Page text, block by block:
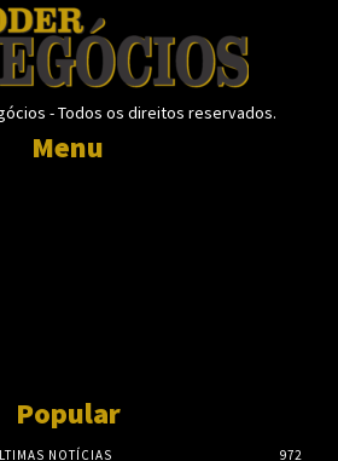
- Todos os direitos reservados.
Menu
Popular
NOTÍCIAS 972